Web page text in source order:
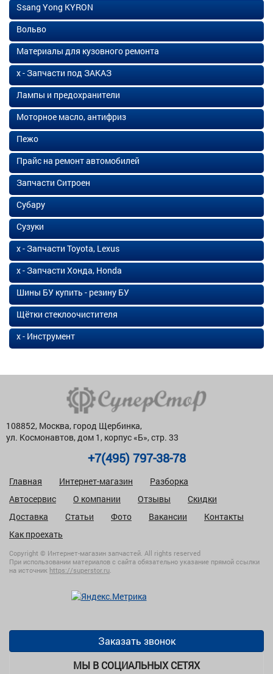
Ssang Yong KYRON
Вольво
Материалы для кузовного ремонта
х - Запчасти под ЗАКАЗ
Лампы и предохранители
Моторное масло, антифриз
Пежо
Прайс на ремонт автомобилей
Запчасти Ситроен
Субару
Сузуки
х - Запчасти Toyota, Lexus
х - Запчасти Хонда, Honda
Шины БУ купить - резину БУ
Щётки стеклоочистителя
х - Инструмент
108852, Москва, город Щербинка,
ул. Космонавтов, дом 1, корпус «Б», стр. 33
+7(495) 797-38-78
Главная Интернет-магазин
Разборка
Автосервис
О компании Отзывы
Скидки
Доставка
Статьи Фото Вакансии
Контакты
Как проехать
Copyright © Интернет-магазин запчастей. All rights reserved
При использовании материалов с сайта обязательно указание прямой ссылки
на источник https://superstor.ru
Заказать звонок
МЫ В СОЦИАЛЬНЫХ СЕТЯХ